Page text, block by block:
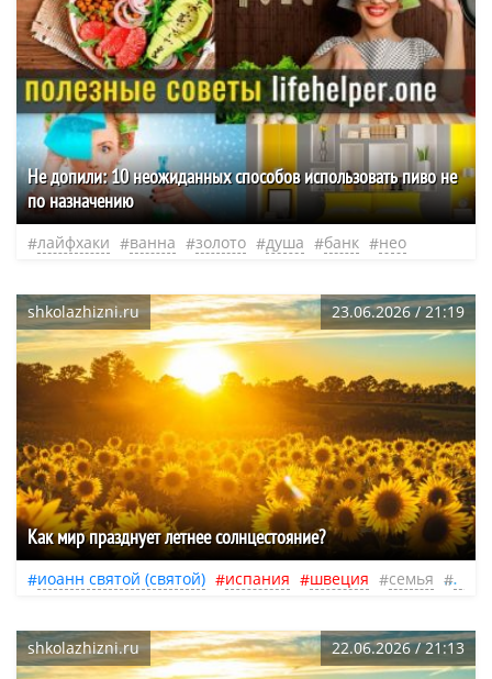
Не допили: 10 неожиданных способов использовать пиво не
по назначению
лайфхаки ванна золото душа банк нео
shkolazhizni.ru 23.06.2026 / 21:19
Как мир празднует летнее солнцестояние?
иоанн святой (святой) испания швеция семья
shkolazhizni.ru 22.06.2026 / 21:13